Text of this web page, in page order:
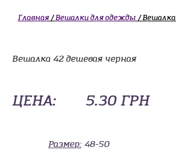
Главная/Вешалки для одежды /
Вешалка 42 дешевая черная
ЦЕНА: 5.30 ГРН
Размер: 48-50